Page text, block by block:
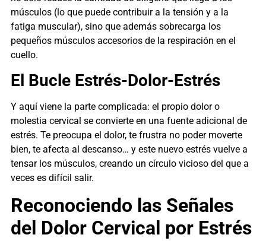
músculos (lo que puede contribuir a la tensión y a la
fatiga muscular), sino que además sobrecarga los
pequeños músculos accesorios de la respiración en el
cuello.
El Bucle Estrés-Dolor-Estrés
Y aquí viene la parte complicada: el propio dolor o
molestia cervical se convierte en una fuente adicional de
estrés. Te preocupa el dolor, te frustra no poder moverte
bien, te afecta al descanso… y este nuevo estrés vuelve a
tensar los músculos, creando un círculo vicioso del que a
veces es difícil salir.
Reconociendo las Señales
del Dolor Cervical por Estrés